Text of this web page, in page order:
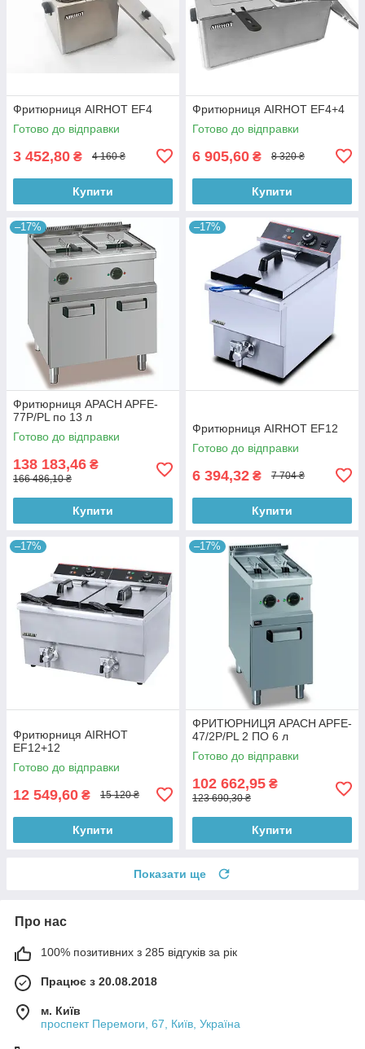
Фритюрниця AIRHOT EF4
Готово до відправки
3 452,80 ₴ 4 160 ₴
Купити
Фритюрниця AIRHOT EF4+4
Готово до відправки
6 905,60 ₴ 8 320 ₴
Купити
–17%
Фритюрниця APACH APFE-
77P/PL по 13 л
Готово до відправки
138 183,46 ₴
166 486,10 ₴
Купити
–17%
Фритюрниця AIRHOT EF12
Готово до відправки
6 394,32 ₴ 7 704 ₴
Купити
–17%
Фритюрниця AIRHOT
EF12+12
Готово до відправки
12 549,60 ₴ 15 120 ₴
Купити
–17%
ФРИТЮРНИЦЯ APACH APFE-
47/2P/PL 2 ПО 6 л
Готово до відправки
102 662,95 ₴
123 690,30 ₴
Купити
Показати ще
Про нас
100% позитивних з 285 відгуків за рік
Працює з 20.08.2018
м. Київ
проспект Перемоги, 67, Київ, Україна